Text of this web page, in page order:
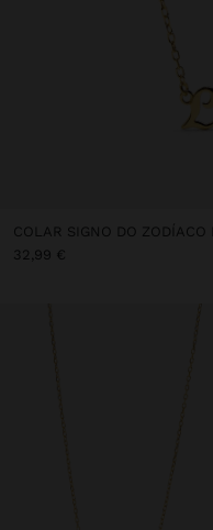
COLAR SIGNO DO
32,99 €